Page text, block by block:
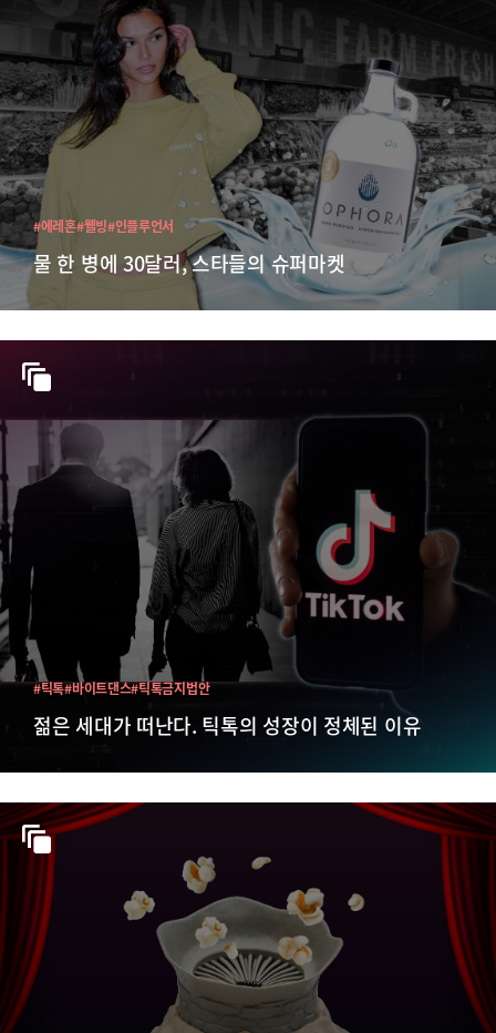
물 한 병에 30달러, 스타들의 슈퍼마켓
#에레혼#웰빙#인플루언서
젊은 세대가 떠난다. 틱톡의 성장이 정체된 이유
#틱톡#바이트댄스#틱톡금지법안